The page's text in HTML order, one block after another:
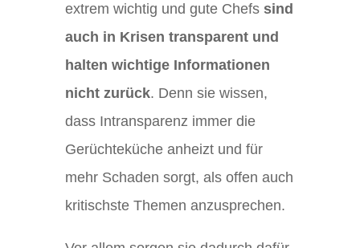
extrem wichtig und gute Chefs sind
auch in Krisen transparent und
halten wichtige Informationen
nicht zurück. Denn sie wissen,
dass Intransparenz immer die
Gerüchteküche anheizt und für
mehr Schaden sorgt, als offen auch
kritischste Themen anzusprechen.